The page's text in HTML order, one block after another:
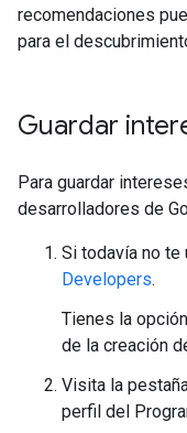
recomendaciones
para el
Guardar
Para guardar
desarrolladores de
Si todavía no te
Developers.
Tienes la
de la creación
Visita la
perfil del